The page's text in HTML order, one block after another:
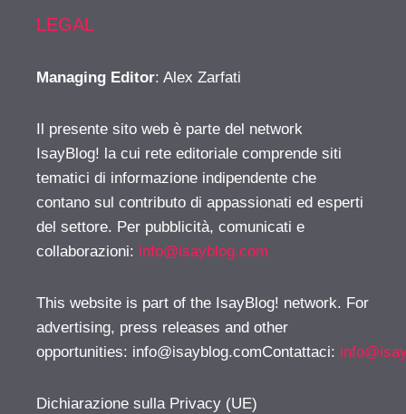
LEGAL
Managing Editor: Alex Zarfati
Il presente sito web è parte del network
IsayBlog! la cui rete editoriale comprende siti
tematici di informazione indipendente che
contano sul contributo di appassionati ed esperti
del settore. Per pubblicità, comunicati e
collaborazioni: info@isayblog.com
This website is part of the IsayBlog! network. For
advertising, press releases and other
opportunities: info@isayblog.comContattaci:
Dichiarazione sulla Privacy (UE)